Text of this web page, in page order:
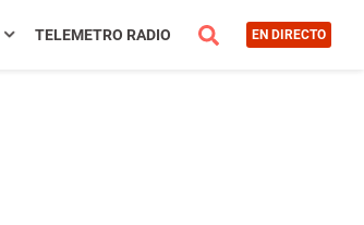
TELEMETRO RADIO EN DIRECTO